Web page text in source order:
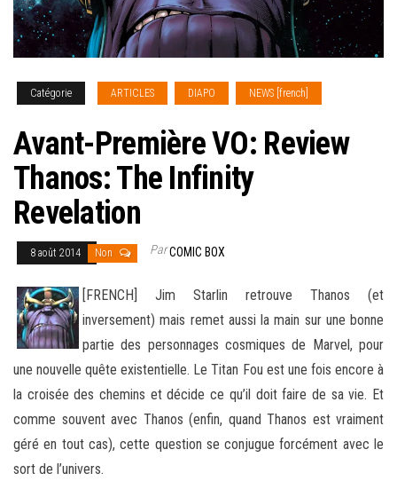
Catégorie ARTICLES DIAPO NEWS [french]
Avant-Première VO: Review
Thanos: The Infinity
Revelation
8 août 2014 Non ParCOMIC BOX
[FRENCH] Jim Starlin retrouve Thanos (et
inversement) mais remet aussi la main sur une bonne
partie des personnages cosmiques de Marvel, pour
une nouvelle quête existentielle. Le Titan Fou est une fois encore à
la croisée des chemins et décide ce qu’il doit faire de sa vie. Et
comme souvent avec Thanos (enfin, quand Thanos est vraiment
géré en tout cas), cette question se conjugue forcément avec le
sort de l’univers.